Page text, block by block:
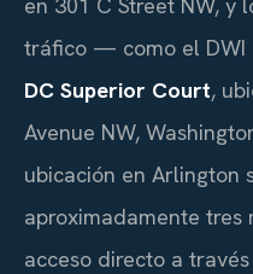
tráfico — como el
DC Superior Court,
Avenue NW,
ubicación en Arlington
aproximadamente
acceso directo a